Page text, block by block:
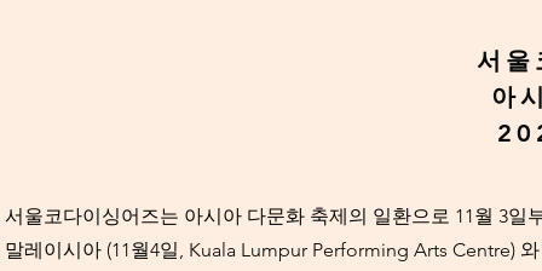
서울
아
서울코다이싱어즈는 아시아 다문화 축제의 일환으로 11월 3
말레이시아 (11월4일, Kuala Lumpur Performing Arts Centre)